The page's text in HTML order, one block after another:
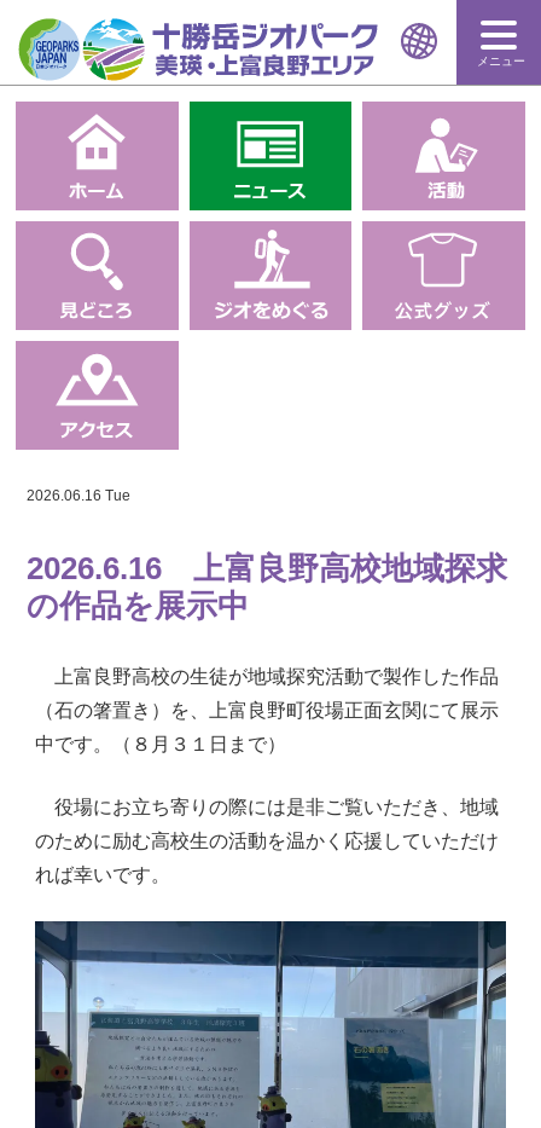
メニュー
2026.06.16 Tue
2026.6.16 上富良野高校地域探求
の作品を展示中
上富良野高校の生徒が地域探究活動で製作した作品
（石の箸置き）を、上富良野町役場正面玄関にて展示
中です。（８月３１日まで）
役場にお立ち寄りの際には是非ご覧いただき、地域
のために励む高校生の活動を温かく応援していただけ
れば幸いです。